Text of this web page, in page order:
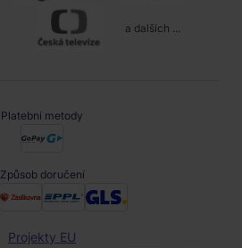
a dalších ...
Platební metody
Způsob doručení
Projekty EU